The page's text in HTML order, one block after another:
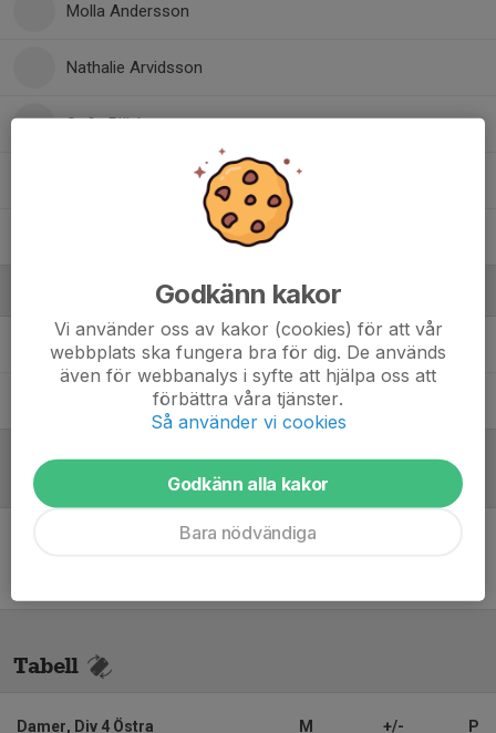
Molla Andersson
Nathalie Arvidsson
Sofia Björk
9. Stina Gegerfelt Rudhager
Fredrik GötstrandMålvaktstränare
Tommy LindqvistFotbollsgrupp
Referat
Tabell
Damer, Div 4 Östra M +/- P
Godkänn kakor
Vi använder oss av kakor (cookies) för att vår
webbplats ska fungera bra för dig. De används
även för webbanalys i syfte att hjälpa oss att
förbättra våra tjänster.
Så använder vi cookies
Godkänn alla kakor
Bara nödvändiga